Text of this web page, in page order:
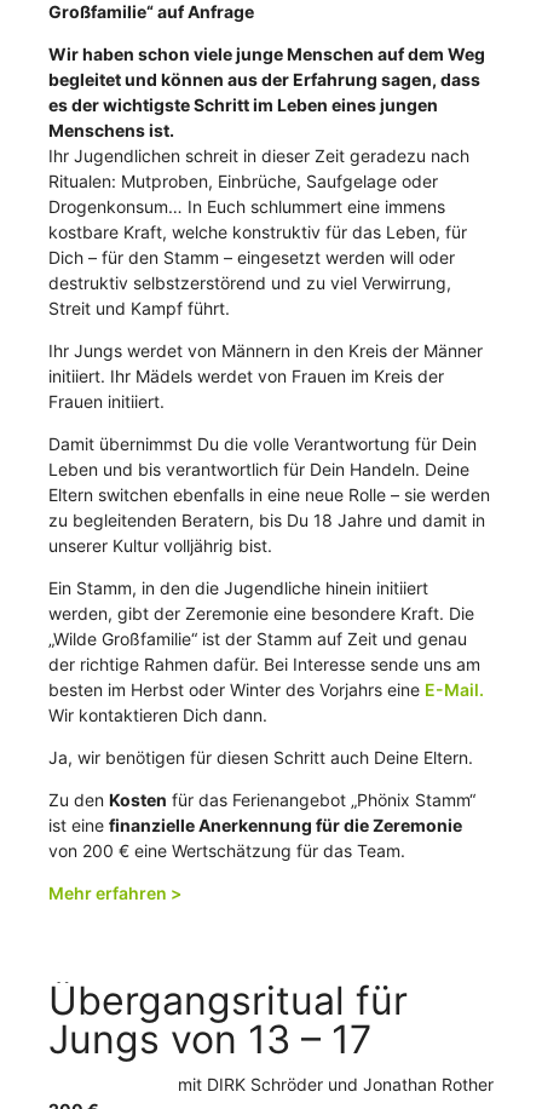
Großfamilie“ auf Anfrage
Wir haben schon viele junge Menschen auf dem Weg
begleitet und können aus der Erfahrung sagen, dass
es der wichtigste Schritt im Leben eines jungen
Menschens ist.
Ihr Jugendlichen schreit in dieser Zeit geradezu nach
Ritualen: Mutproben, Einbrüche, Saufgelage oder
Drogenkonsum… In Euch schlummert eine immens
kostbare Kraft, welche konstruktiv für das Leben, für
Dich – für den Stamm – eingesetzt werden will oder
destruktiv selbstzerstörend und zu viel Verwirrung,
Streit und Kampf führt.
Ihr Jungs werdet von Männern in den Kreis der Männer
initiiert. Ihr Mädels werdet von Frauen im Kreis der
Frauen initiiert.
Damit übernimmst Du die volle Verantwortung für Dein
Leben und bis verantwortlich für Dein Handeln. Deine
Eltern switchen ebenfalls in eine neue Rolle – sie werden
zu begleitenden Beratern, bis Du 18 Jahre und damit in
unserer Kultur volljährig bist.
Ein Stamm, in den die Jugendliche hinein initiiert
werden, gibt der Zeremonie eine besondere Kraft. Die
„Wilde Großfamilie“ ist der Stamm auf Zeit und genau
der richtige Rahmen dafür. Bei Interesse sende uns am
besten im Herbst oder Winter des Vorjahrs eine E-Mail.
Wir kontaktieren Dich dann.
Ja, wir benötigen für diesen Schritt auch Deine Eltern.
Zu den Kosten für das Ferienangebot „Phönix Stamm“
ist eine finanzielle Anerkennung für die Zeremonie
von 200 € eine Wertschätzung für das Team.
Mehr erfahren >
Übergangsritual für
Jungs von 13 – 17
mit DIRK Schröder
Jonathan Rother